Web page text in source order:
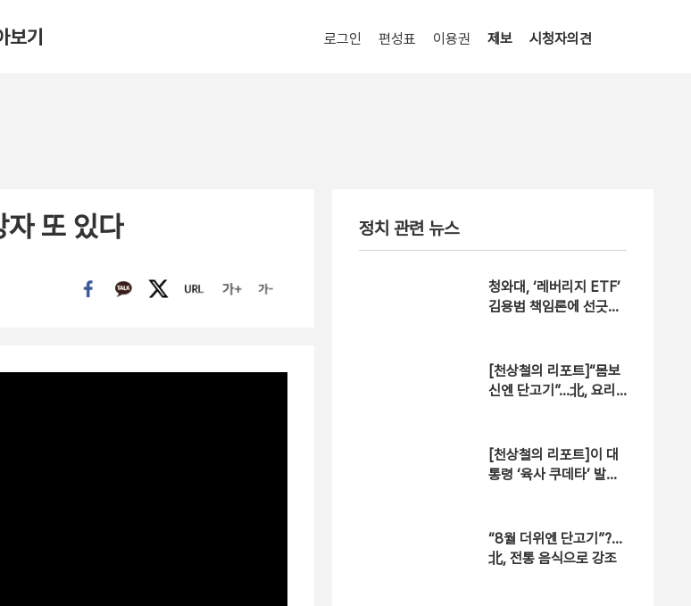
보기 로그인 편성표 이용권 제보 시청자의견
또 있다 정치 관련 뉴스
청와대, ‘레버리지 ETF’
김용범 책임론에 선긋기,
[천상철의 리포트]“몸보
신엔 단고기”…北, 요리
[천상철의 리포트]이 대
통령 ‘육사 쿠데타’ 발언
“8월 더위엔 단고기”?…
北, 전통 음식으로 강조